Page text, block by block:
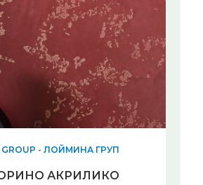
GROUP - ЛОЙМИНА ГРУП
АКРИЛИКО